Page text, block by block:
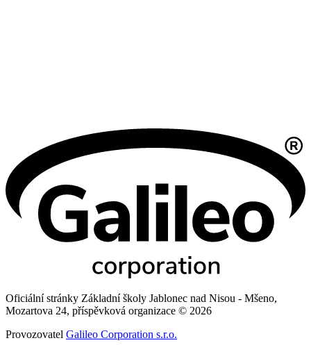
Oficiální stránky Základní školy Jablonec nad Nisou - Mšeno,
Mozartova 24, příspěvková organizace © 2026
Provozovatel Galileo Corporation s.r.o.